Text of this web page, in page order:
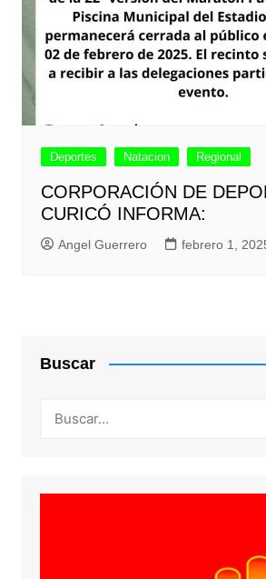
Deportes Natacion Regional
CORPORACIÓN DE
CURICÓ INFORMA:
Angel Guerrero febrero 1,
Buscar